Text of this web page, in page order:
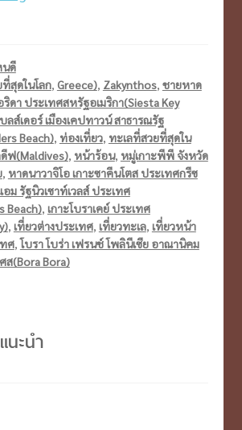
กับ
8
ทะเล
ที่
สวย
ที่สุด
ใน
โลก
นดี
สุดในโลก, Greece), Zakynthos, ชายหาด
ดา ประเทศสหรัฐอเมริกา(Siesta Key
ลส์เดอร์ เมืองเคปทาวน์ สาธารณรัฐ
Beach), ท่องเที่ยว, ทะเลที่สวยที่สุดใน
ฟ(Maldives), หน้าร้อน, หมู่เกาะพีพี จังหวัด
, หาดนาวาจิโอ เกาะซาคีนโตส ประเทศกรีซ
ม รัฐนิวเซาท์เวลส์ ประเทศ
Beach), เกาะโบราเคย์ ประเทศ
, เที่ยวต่างประเทศ, เที่ยวทะเล, เที่ยวหน้า
ศ,โบรา โบร่า เฟรนช์ โพลินีเซีย อาณานิคม
ส(Bora Bora)
นะนำ